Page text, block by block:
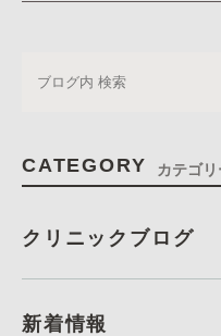
CATEGORY カテゴリ
クリニックブログ
新着情報